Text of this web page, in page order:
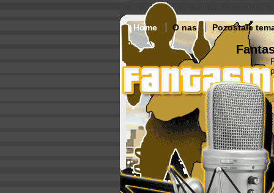
Home O nas Pozostałe